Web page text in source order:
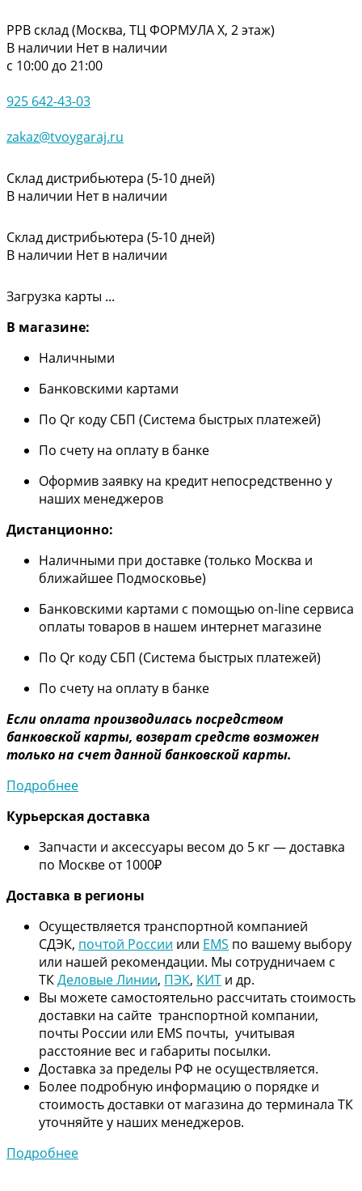
РРВ склад (Москва, ТЦ ФОРМУЛА Х, 2 этаж)
В наличии Нет в наличии
с 10:00 до 21:00
925 642-43-03
zakaz@tvoygaraj.ru
Склад дистрибьютера (5-10 дней)
В наличии Нет в наличии
Склад дистрибьютера (5-10 дней)
В наличии Нет в наличии
Загрузка карты ...
В магазине:
Наличными
Банковскими картами
По Qr коду СБП (Система быстрых платежей)
По счету на оплату в банке
Оформив заявку на кредит непосредственно у
наших менеджеров
Дистанционно:
Наличными при доставке (только Москва и
ближайшее Подмосковье)
Банковскими картами с помощью on-line сервиса
оплаты товаров в нашем интернет магазине
По Qr коду СБП (Система быстрых платежей)
По счету на оплату в банке
Если оплата производилась посредством
банковской карты, возврат средств возможен
только на счет данной банковской карты.
Подробнее
Курьерская доставка
Запчасти и аксессуары весом до 5 кг — доставка
по Москве от 1000₽
Доставка в регионы
Осуществляется транспортной компанией
СДЭК, почтой России или EMS по вашему выбору
или нашей рекомендации. Мы сотрудничаем с
ТКДеловые Линии, ПЭК, КИТ и др.
Вы можете самостоятельно рассчитать стоимость
доставки на сайте транспортной компании,
почты России или EMS почты, учитывая
расстояние вес и габариты посылки.
Доставка за пределы РФ не осуществляется.
Более подробную информацию о порядке и
стоимость доставки от магазина до терминала ТК
уточняйте у наших менеджеров.
Подробнее